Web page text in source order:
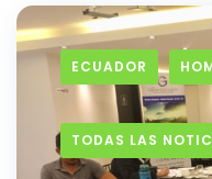
ECUADOR
TODAS LAS